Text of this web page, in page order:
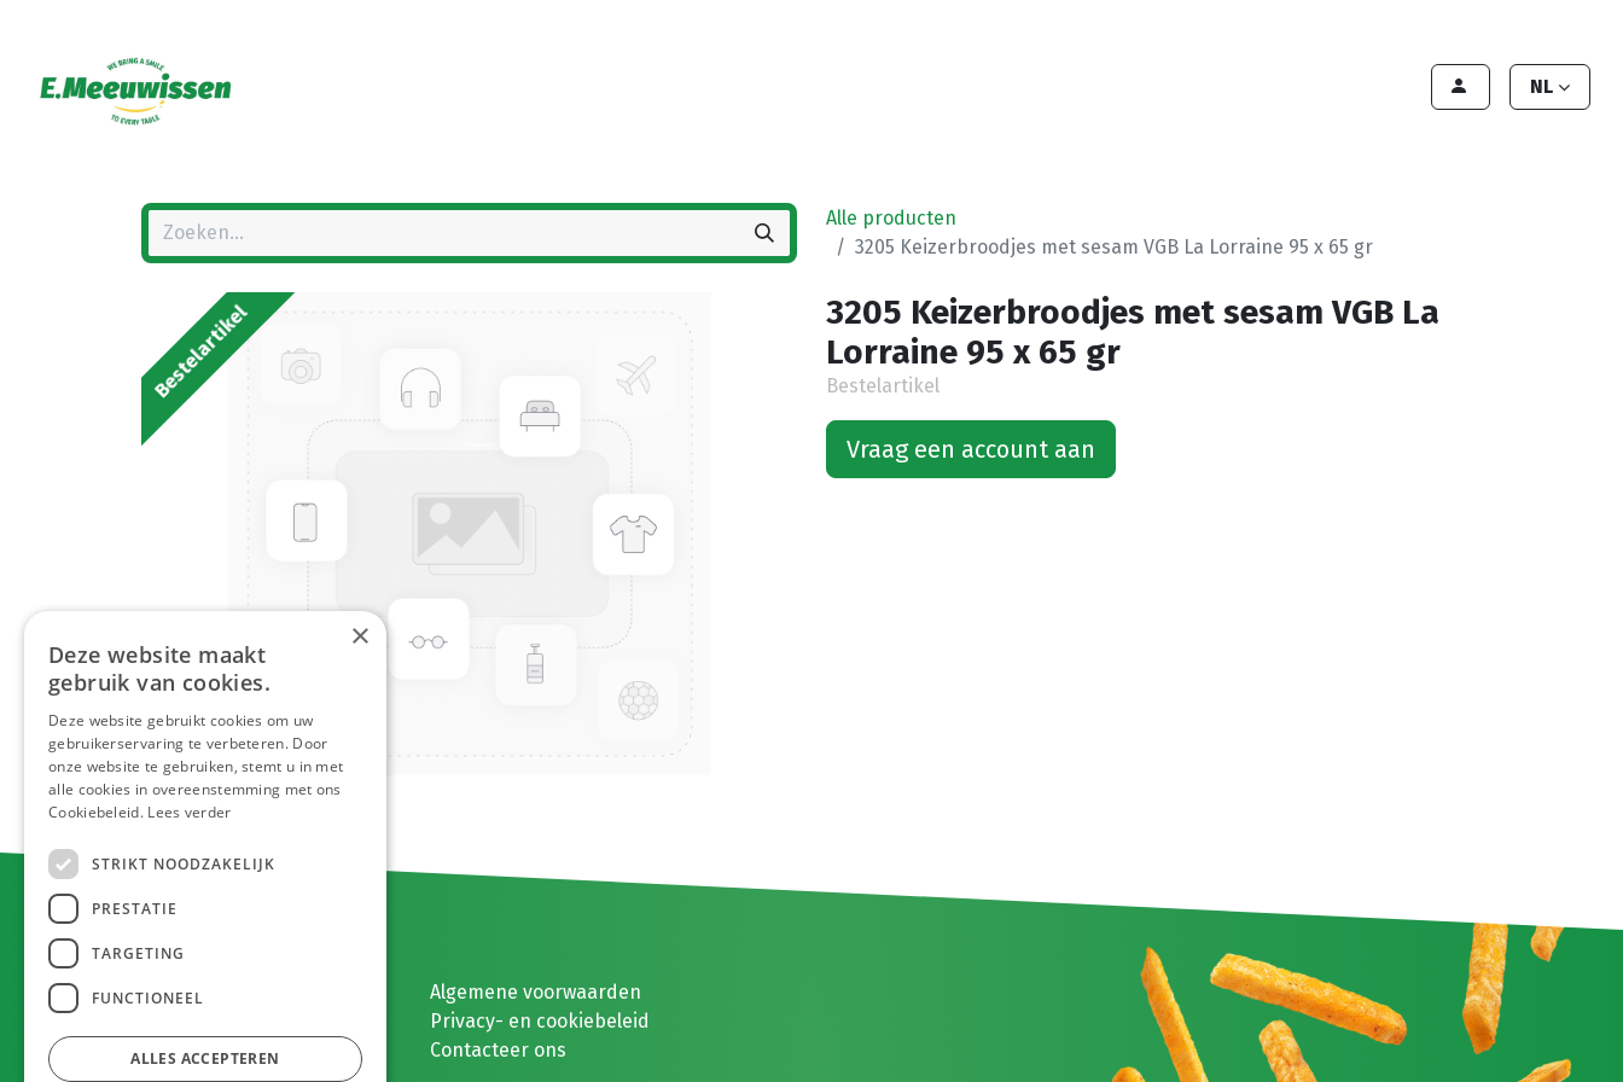
NL
Alle producten
3205 Keizerbroodjes met sesam VGB La Lorraine 95 x 65 gr
Bestelartikel
3205 Keizerbroodjes met sesam VGB La
Lorraine 95 x 65 gr
Bestelartikel
Vraag een account aan
E. MEEUWISSEN BV
Gaston Eyskenslaan 2
3900 Pelt, België
Algemene voorwaarden
Privacy- en cookiebeleid
Contacteer ons
×
Deze website maakt
gebruik van cookies.
Deze website gebruikt cookies om uw
gebruikerservaring te verbeteren. Door
onze website te gebruiken, stemt u in met
alle cookies in overeenstemming met ons
Cookiebeleid. Lees verder
STRIKT NOODZAKELIJK
PRESTATIE
TARGETING
FUNCTIONEEL
ALLES ACCEPTEREN